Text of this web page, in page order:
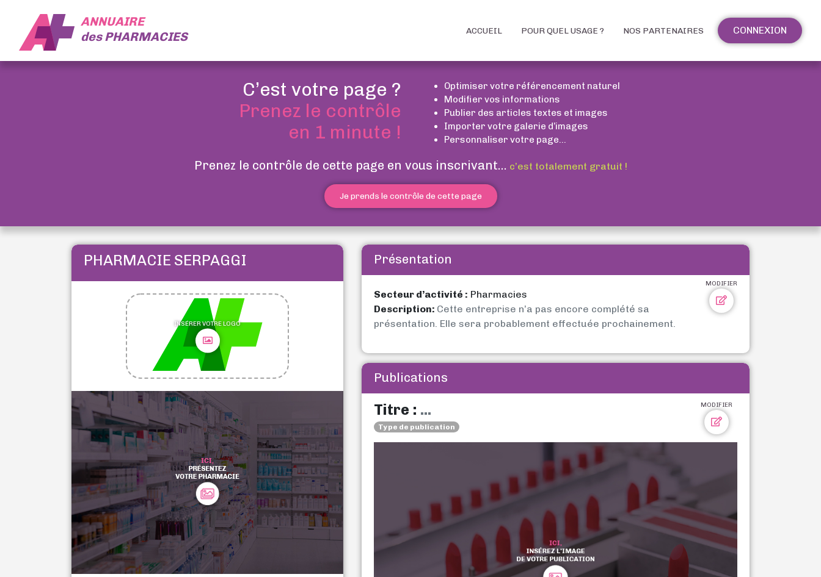
ANNUAIRE
desPHARMACIES ACCUEIL POUR QUEL USAGE ? NOS PARTENAIRES CONNEXION
C’est votre page ?
Prenez le contrôle
en 1 minute !
Optimiser votre référencement naturel
Modifier vos informations
Publier des articles textes et images
Importer votre galerie d’images
Personnaliser votre page...
Prenez le contrôle de cette page en vous inscrivant... c’est totalement gratuit !
Je prends le contrôle de cette page
PHARMACIE SERPAGGI
INSÉRER VOTRE LOGO
Présentation
MODIFIER
Secteur d’activité : Pharmacies
Description: Cette entreprise n’a pas encore complété sa
présentation. Elle sera probablement effectuée prochainement.
Publications
MODIFIER
Titre : ...
Type de publication